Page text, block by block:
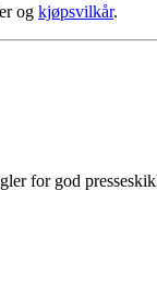
og kjøpsvilkår.
for god